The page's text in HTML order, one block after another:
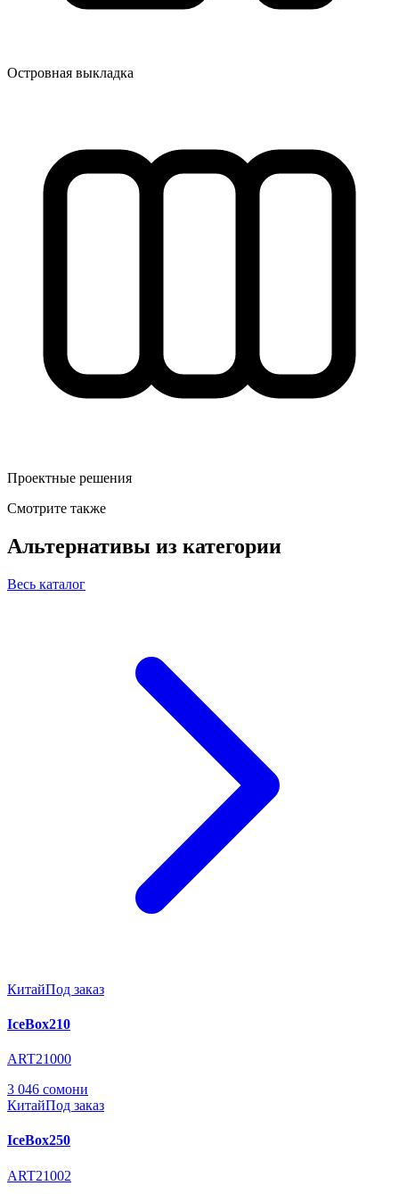
Островная выкладка
Проектные решения
Смотрите также
Альтернативы из категории
Весь каталог
КитайПод заказ
IceBox210
ART21000
3 046 сомони
КитайПод заказ
IceBox250
ART21002